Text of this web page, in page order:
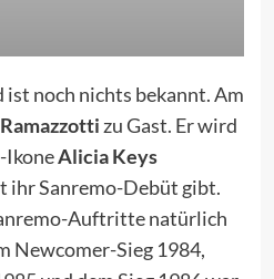
ist noch nichts bekannt. Am
zu Gast. Er wird
IkoneAlicia Keys
ihr Sanremo-Debüt gibt.
Auftritte natürlich
Newcomer-Sieg 1984,